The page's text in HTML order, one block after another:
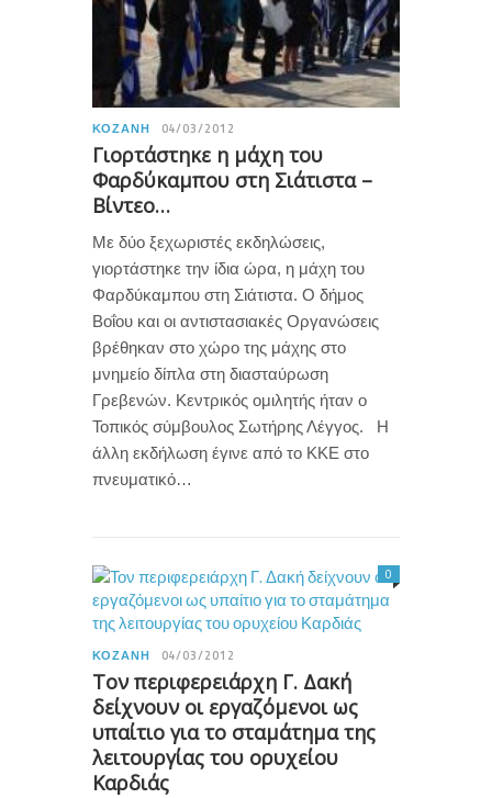
ΚΟΖΆΝΗ 04/03/2012
Γιορτάστηκε η μάχη του
Φαρδύκαμπου στη Σιάτιστα –
Βίντεο…
Με δύο ξεχωριστές εκδηλώσεις,
γιορτάστηκε την ίδια ώρα, η μάχη του
Φαρδύκαμπου στη Σιάτιστα. Ο δήμος
Βοΐου και οι αντιστασιακές Οργανώσεις
βρέθηκαν στο χώρο της μάχης στο
μνημείο δίπλα στη διασταύρωση
Γρεβενών. Κεντρικός ομιλητής ήταν ο
Τοπικός σύμβουλος Σωτήρης Λέγγος. Η
άλλη εκδήλωση έγινε από το ΚΚΕ στο
πνευματικό…
ΚΟΖΆΝΗ 04/03/2012
Τον περιφερειάρχη Γ. Δακή
δείχνουν οι εργαζόμενοι ως
υπαίτιο για το σταμάτημα της
λειτουργίας του ορυχείου
Καρδιάς
0